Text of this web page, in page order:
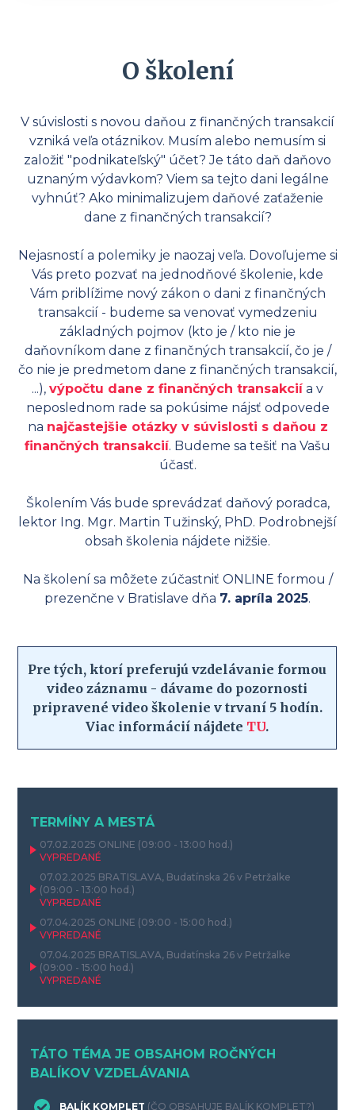
O školení
V súvislosti s novou daňou z finančných transakcií
vzniká veľa otáznikov. Musím alebo nemusím si
založiť "podnikateľský" účet? Je táto daň daňovo
uznaným výdavkom? Viem sa tejto dani legálne
vyhnúť? Ako minimalizujem daňové zaťaženie
dane z finančných transakcií?
Nejasností a polemiky je naozaj veľa. Dovoľujeme si
Vás preto pozvať na jednodňové školenie, kde
Vám priblížime nový zákon o dani z finančných
transakcií - budeme sa venovať vymedzeniu
základných pojmov (kto je / kto nie je
daňovníkom dane z finančných transakcií, čo je /
čo nie je predmetom dane z finančných transakcií,
...), výpočtu dane z finančných transakciía v
neposlednom rade sa pokúsime nájsť odpovede
na najčastejšie otázky v súvislosti s daňou z
finančných transakcií. Budeme sa tešiť na Vašu
účasť.
Školením Vás bude sprevádzať daňový poradca,
lektor Ing. Mgr. Martin Tužinský, PhD. Podrobnejší
obsah školenia nájdete nižšie.
Na školení sa môžete zúčastniť ONLINE formou /
prezenčne v Bratislave dňa 7. apríla 2025.
Pre tých, ktorí preferujú vzdelávanie formou
video záznamu - dávame do pozornosti
pripravené video školenie v trvaní 5 hodín.
Viac informácií nájdete TU.
TERMÍNY A MESTÁ
07.02.2025 ONLINE (09:00 - 13:00 hod.)
VYPREDANÉ
07.02.2025 BRATISLAVA, Budatínska 26 v Petržalke
(09:00 - 13:00 hod.)
VYPREDANÉ
07.04.2025 ONLINE (09:00 - 15:00 hod.)
VYPREDANÉ
07.04.2025 BRATISLAVA, Budatínska 26 v Petržalke
(09:00 - 15:00 hod.)
VYPREDANÉ
TÁTO TÉMA JE OBSAHOM ROČNÝCH
BALÍKOV VZDELÁVANIA
BALÍK KOMPLET (ČO OBSAHUJE BALÍK KOMPLET?)